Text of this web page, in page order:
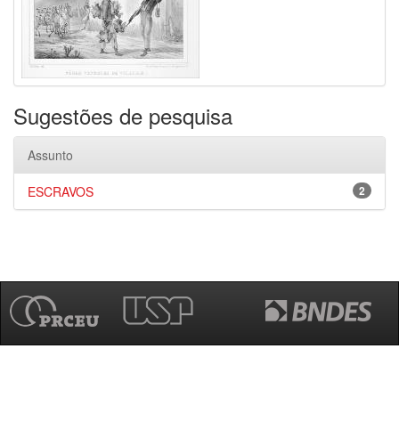
Sugestões de pesquisa
Assunto
2
ESCRAVOS